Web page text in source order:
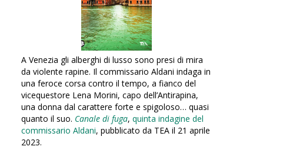
A Venezia gli alberghi di lusso sono presi di mira
da violente rapine. Il commissario Aldani indaga in
una feroce corsa contro il tempo, a fianco del
vicequestore Lena Morini, capo dell’Antirapina,
una donna dal carattere forte e spigoloso… quasi
quanto il suo. Canale di fuga, quinta indagine del
commissario Aldani, pubblicato da TEA il 21 aprile
2023.